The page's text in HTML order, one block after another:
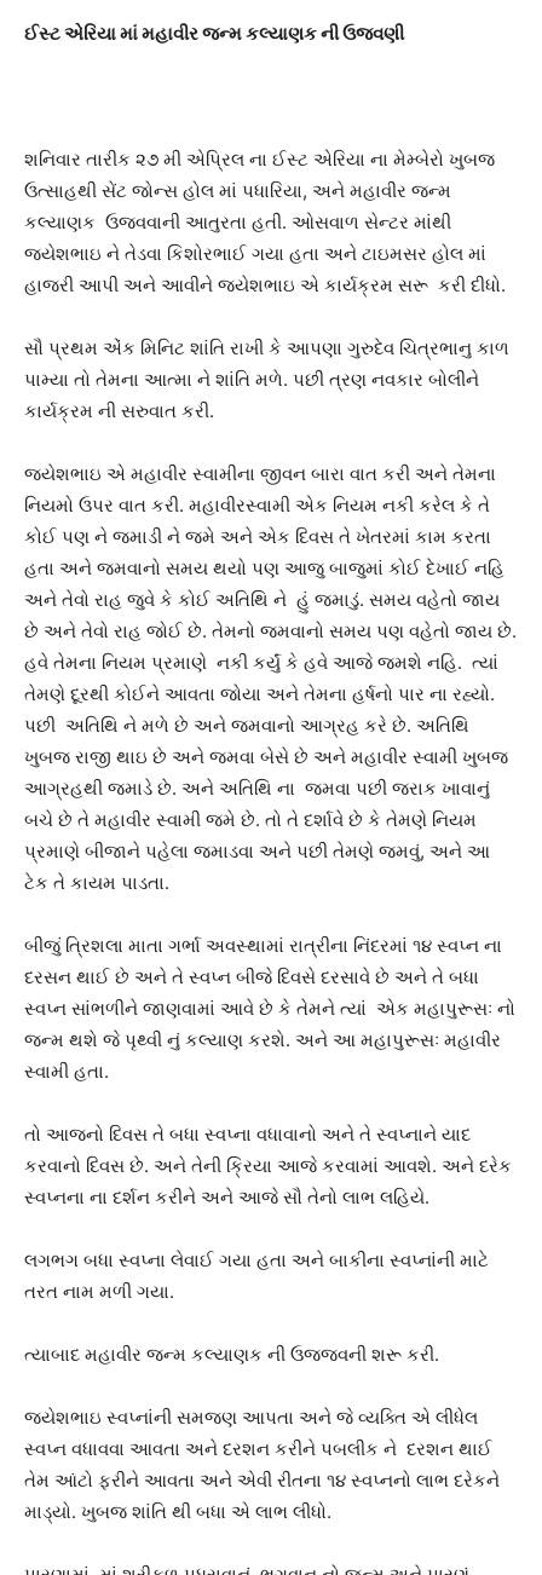
ઈસ્ટ એરિયા માં મહાવીર જન્મ કલ્યાણક ની ઉજવણી
શનિવાર તારીક ૨૭ મી એપ્રિલ ના ઈસ્ટ એરિયા ના મેમ્બેરો ખુબજ
ઉત્સાહથી સેંટ જોન્સ હોલ માં પધારિયા, અને મહાવીર જન્મ
કલ્યાણક ઉજવવાની આતુરતા હતી. ઓસવાળ સેન્ટર માંથી
જયેશભાઇ ને તેડવા કિશોરભાઈ ગયા હતા અને ટાઇમસર હોલ માં
હાજરી આપી અને આવીને જયેશભાઇ એ કાર્યક્રમ સરૂ કરી દીધો.
સૌ પ્રથમ એંક મિનિટ શાંતિ રાખી કે આપણા ગુરુદેવ ચિત્રભાનુ કાળ
પામ્યા તો તેમના આત્મા ને શાંતિ મળે. પછી ત્રણ નવકાર બોલીને
કાર્યક્રમ ની સરુવાત કરી.
જયેશભાઇ એ મહાવીર સ્વામીના જીવન બારા વાત કરી અને તેમના
નિયમો ઉપર વાત કરી. મહાવીરસ્વામી એક નિયમ નકી કરેલ કે તે
કોઈ પણ ને જમાડી ને જમે અને એક દિવસ તે ખેતરમાં કામ કરતા
હતા અને જમવાનો સમય થયો પણ આજુ બાજુમાં કોઈ દેખાઈ નહિ
અને તેવો રાહ જુવે કે કોઈ અતિથિ ને હું જમાડું. સમય વહેતો જાય
છે અને તેવો રાહ જોઈ છે. તેમનો જમવાનો સમય પણ વહેતો જાય છે.
હવે તેમના નિયમ પ્રમાણે નકી કર્યું કે હવે આજે જમશે નહિ. ત્યાં
તેમણે દૂરથી કોઈને આવતા જોયા અને તેમના હર્ષનો પાર ના રહ્યો.
પછી અતિથિ ને મળે છે અને જમવાનો આગ્રહ કરે છે. અતિથિ
ખુબજ રાજી થાઇ છે અને જમવા બેસે છે અને મહાવીર સ્વામી ખુબજ
આગ્રહથી જમાડે છે. અને અતિથિ ના જમવા પછી જરાક ખાવાનું
બચે છે તે મહાવીર સ્વામી જમે છે. તો તે દર્શાવે છે કે તેમણે નિયમ
પ્રમાણે બીજાને પહેલા જમાડવા અને પછી તેમણે જમવું, અને આ
ટેક તે કાયમ પાડતા.
બીજું ત્રિશલા માતા ગર્ભા અવસ્થામાં રાત્રીના નિંદરમાં ૧૪ સ્વપ્ન ના
દરસન થાઈ છે અને તે સ્વપ્ન બીજે દિવસે દરસાવે છે અને તે બધા
સ્વપ્ન સાંભળીને જાણવામાં આવે છે કે તેમને ત્યાં એક મહાપુરૂસઃ નો
જન્મ થશે જે પૃથ્વી નું કલ્યાણ કરશે. અને આ મહાપુરૂસઃ મહાવીર
સ્વામી હતા.
તો આજનો દિવસ તે બધા સ્વપ્ના વધાવાનો અને તે સ્વપ્નાને યાદ
કરવાનો દિવસ છે. અને તેની ક્રિયા આજે કરવામાં આવશે. અને દરેક
સ્વપ્નના ના દર્શન કરીને અને આજે સૌ તેનો લાભ લહિયે.
લગભગ બધા સ્વપ્ના લેવાઈ ગયા હતા અને બાકીના સ્વપ્નાંની માટે
તરત નામ મળી ગયા.
ત્યાબાદ મહાવીર જન્મ કલ્યાણક ની ઉજ્જવની શરૂ કરી.
જયેશભાઇ સ્વપ્નાંની સમજણ આપતા અને જે વ્યક્તિ એ લીધેલ
સ્વપ્ન વધાવવા આવતા અને દરશન કરીને પબલીક ને દરશન થાઈ
તેમ આંટો ફરીને આવતા અને એવી રીતના ૧૪ સ્વપ્નનો લાભ દરેકને
માડ્યો. ખુબજ શાંતિ થી બધા એ લાભ લીધો.